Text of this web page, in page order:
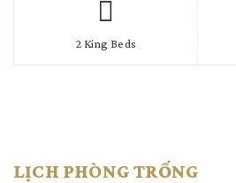
2 King Beds
LỊCH PHÒNG TRỐNG